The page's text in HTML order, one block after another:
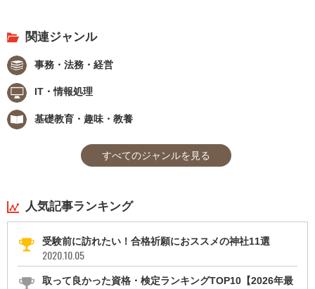
関連ジャンル
事務・法務・経営
IT・情報処理
基礎教育・趣味・教養
すべてのジャンルを見る
人気記事ランキング
受験前に訪れたい！合格祈願におススメの神社11選
2020.10.05
取って良かった資格・検定ランキングTOP10【2026年最